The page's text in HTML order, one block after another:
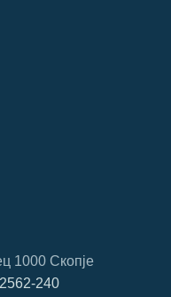
1000 Скопје
240